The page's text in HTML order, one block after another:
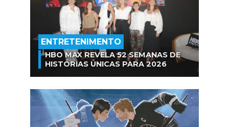
ENTRETENIMENTO
HBO MAX REVELA 52 SEMANAS DE
HISTÓRIAS ÚNICAS PARA 2026